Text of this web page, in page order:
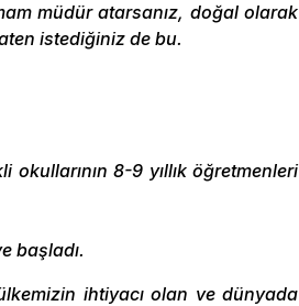
müdür atarsanız, doğal olarak
istediğiniz de bu.
okullarının 8-9 yıllık öğretmenleri
başladı.
ihtiyacı olan ve dünyada